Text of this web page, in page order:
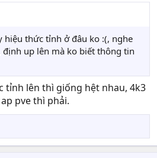
hiệu thức tỉnh ở đâu ko :(, nghe
up lên mà ko biết thông tin
tỉnh lên thì giống hệt nhau, 4k3
pve thì phải.